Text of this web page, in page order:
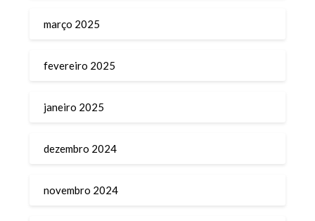
março 2025
fevereiro 2025
janeiro 2025
dezembro 2024
novembro 2024